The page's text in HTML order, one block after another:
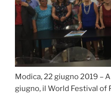
Modica, 22 giugno 2019 – A
giugno, il World Festival of